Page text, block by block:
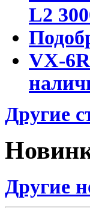
L2
VX-
Другие
Другие